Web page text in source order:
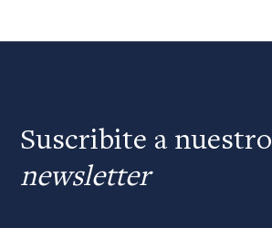
Suscribite a nuestro
newsletter